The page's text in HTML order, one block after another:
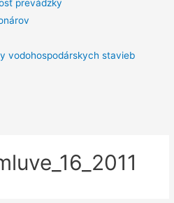
prevádzky
vodohospodárskych stavieb